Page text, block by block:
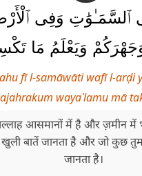
ٱلسَّمَـٰوَٰتِ وَفِى
وَيَعْلَمُ مَا
fī l-samāwāti wafī l-arḍi
wayaʿlamu mā
आसमानों में है और ज़मीन में
खुली बातें जानता है और जो कुछ
जानता है।